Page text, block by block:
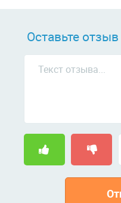
Оставьте